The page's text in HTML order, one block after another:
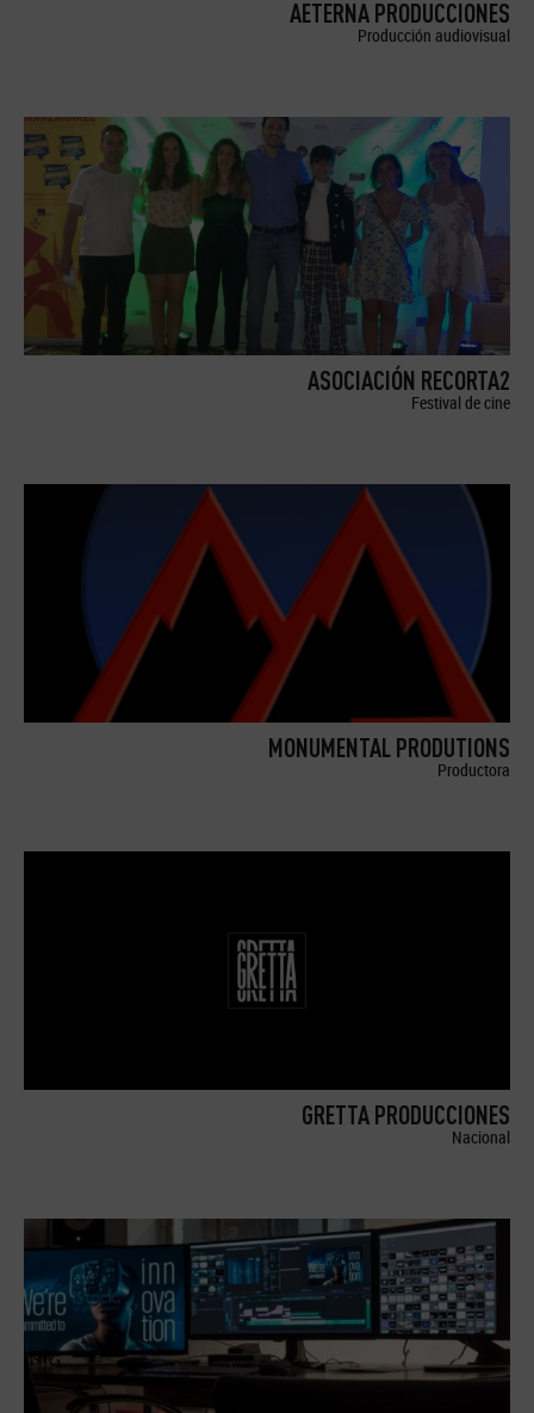
AETERNA PRODUCCIONES
Producción audiovisual
ASOCIACIÓN RECORTA2
Festival de cine
MONUMENTAL PRODUTIONS
Productora
GRETTA PRODUCCIONES
Nacional